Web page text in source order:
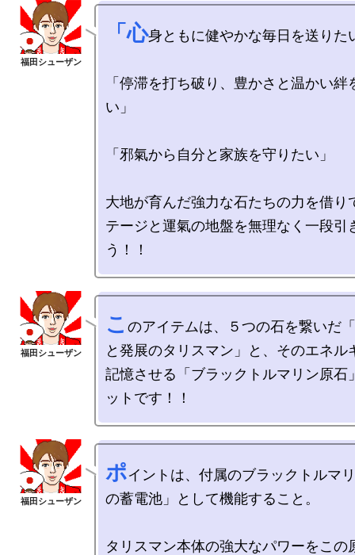
「心身ともに健やかな毎日を送りた
「停滞を打ち破り、豊かさと温かい絆
い」
「邪氣から自分と家族を守りたい」
大地が育んだ強力な石たちの力を借り
テージと運氣の地盤を無理なく一段引
こ のアイテムは、５つの石を繋いだ
と発展のタリスマン」と、そのエネル
記憶させる「ブラックトルマリン原石
ポイントは、付属のブラックトルマ
の蓄電池」として機能すること。
タリスマン本体の強大なパワーをこの